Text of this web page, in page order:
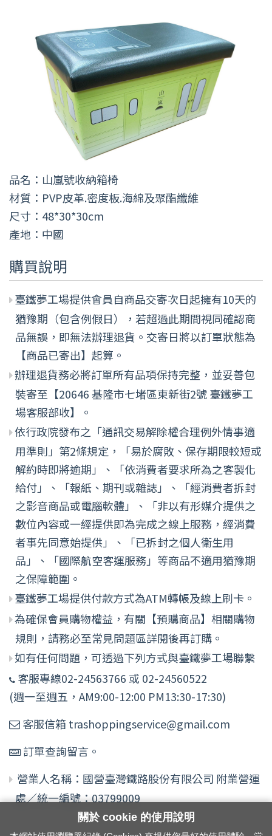
品名：山嵐號收納箱椅
材質：PVP皮革.密度板.海綿及聚酯纖維
尺寸：48*30*30cm
產地：中國
購買說明
臺鐵夢工場提供會員自商品交寄次日起擁有10天的
猶豫期（包含例假日），若超過此期間視同確認商
品無誤，即無法辦理退貨。交寄日將以訂單狀態為
【商品已寄出】起算。
辦理退貨務必將訂單所有品項保持完整，並妥善包
裝寄至【20646 基隆市七堵區東新街2號 臺鐵夢工
場客服部收】。
依行政院發布之「通訊交易解除權合理例外情事適
用準則」第2條規定，「易於腐敗、保存期限較短或
解約時即將逾期」、「依消費者要求所為之客製化
給付」、「報紙、期刊或雜誌」、「經消費者拆封
之影音商品或電腦軟體」、「非以有形媒介提供之
數位內容或一經提供即為完成之線上服務，經消費
者事先同意始提供」、「已拆封之個人衛生用
品」、「國際航空客運服務」等商品不適用猶豫期
之保障範圍。
臺鐵夢工場提供付款方式為ATM轉帳及線上刷卡。
為確保會員購物權益，有關【預購商品】相關購物
規則，請務必至常見問題區詳閱後再訂購。
如有任何問題，可透過下列方式與臺鐵夢工場聯繫
客服專線02-24563766 或 02-24560522
(週一至週五，AM9:00-12:00 PM13:30-17:30)
客服信箱 trashoppingservice@gmail.com
訂單查詢留言。
營業人名稱：國營臺灣鐵路股份有限公司 附業營運
處／統一編號：03799009
關於 cookie 的使用說明